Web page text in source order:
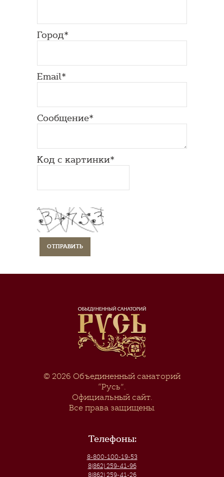
Город*
Email*
Сообщение*
Код с картинки*
© 2026 Объединенный санаторий
“Русь”.
Официальный сайт.
Все права защищены.
Телефоны:
8-800-100-19-53
8(862) 259-41-96
8(862) 259-41-26